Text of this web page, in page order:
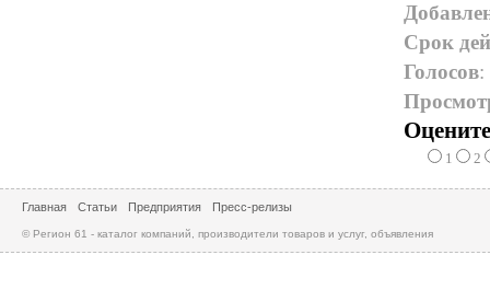
Срок
Голосов:
1 2
Главная Статьи Предприятия Пресс-релизы
© Регион 61 - каталог компаний, производители товаров и услуг, объявления